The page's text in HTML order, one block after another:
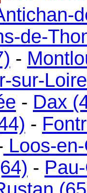
de-
-
sur-
- Dax
-
Loos-
-